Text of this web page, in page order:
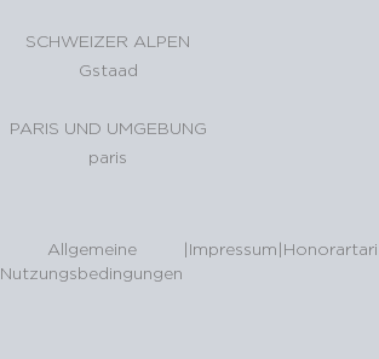
SCHWEIZER ALPEN
Gstaad
PARIS UND UMGEBUNG
paris
Allgemeine
Nutzungsbedingungen
| Impressum |